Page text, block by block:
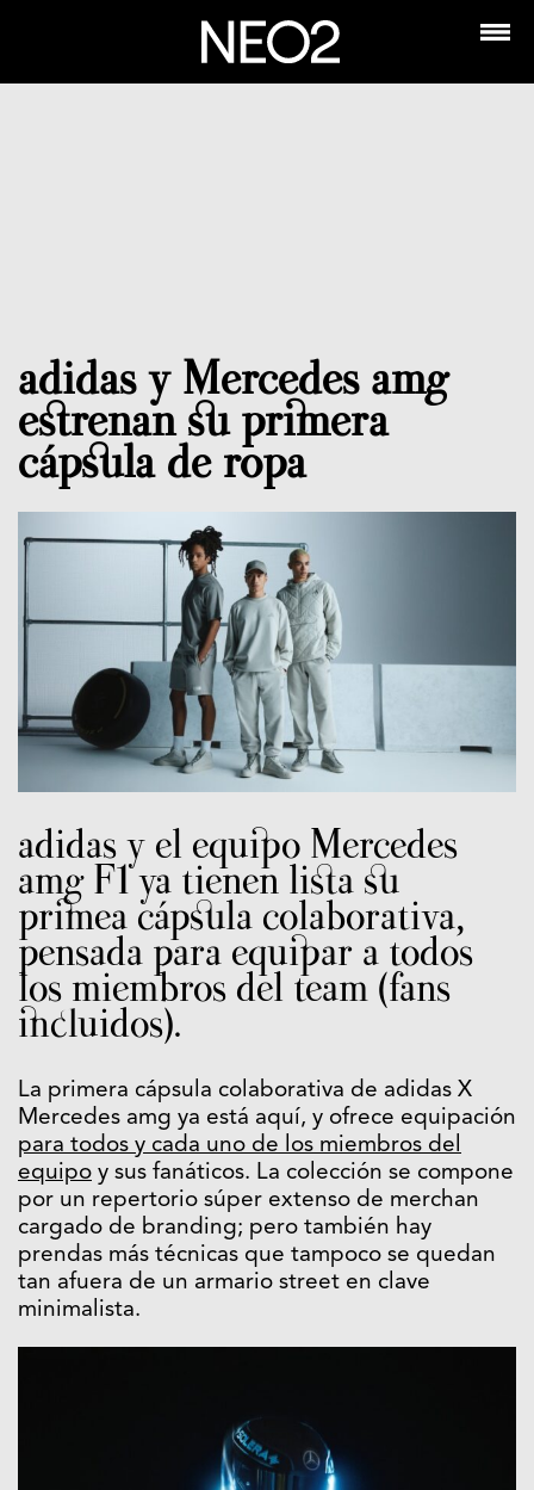
adidas y Mercedes amg
estrenan su primera
cápsula de ropa
adidas y el equipo Mercedes
amg F1 ya tienen lista su
primea cápsula colaborativa,
pensada para equipar a todos
los miembros del team (fans
incluidos).
La primera cápsula colaborativa de adidas X
Mercedes amg ya está aquí, y ofrece equipación
para todos y cada uno de los miembros del
equipo y sus fanáticos. La colección se compone
por un repertorio súper extenso de merchan
cargado de branding; pero también hay
prendas más técnicas que tampoco se quedan
tan afuera de un armario street en clave
minimalista.